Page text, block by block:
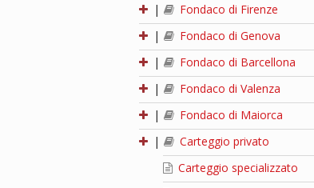
|
Fondaco di Firenze
|
Fondaco di Genova
|
Fondaco di Barcellona
|
Fondaco di Valenza
|
Fondaco di Maiorca
|
Carteggio privato
Carteggio specializzato